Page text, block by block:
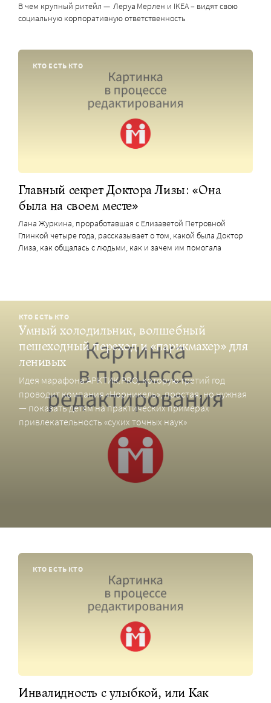
В чем крупный ритейл — Леруа Мерлен и IKEA – видят свою
социальную корпоративную ответственность
КТО ЕСТЬ КТО
Главный секрет Доктора Лизы: «Она
была на своем месте»
Лана Журкина, проработавшая с Елизаветой Петровной
Глинкой четыре года, рассказывает о том, какой была Доктор
Лиза, как общалась с людьми, как и зачем им помогала
КТО ЕСТЬ КТО
Умный холодильник, волшебный
пешеходный переход и «парикмахер» для
ленивых
Идея марафона АРКТИК.PRO, которую третий год
проводит компания «Норникель», простая, но нужная
— показать детям на практических примерах
привлекательность «сухих точных наук»
КТО ЕСТЬ КТО
Инвалидность с улыбкой, или Как